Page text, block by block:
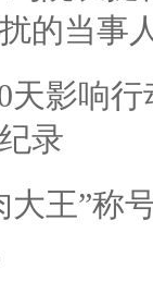
的当事
天影响
录
大王”称